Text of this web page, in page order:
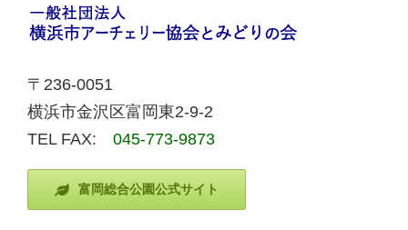
〒236-0051
横浜市金沢区富岡東2-9-2
TEL FAX: 045-773-9873
富岡総合公園公式サイト